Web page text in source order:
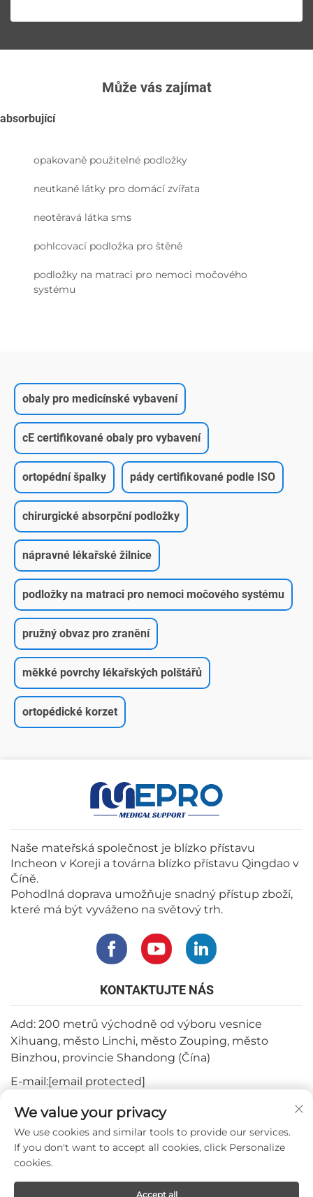
Může vás zajímat
absorbující
opakovaně použitelné podložky
neutkané látky pro domácí zvířata
neotěravá látka sms
pohlcovací podložka pro štěně
podložky na matraci pro nemoci močového
systému
obaly pro medicínské vybavení
cE certifikované obaly pro vybavení
ortopédní špalky pády certifikované podle ISO
chirurgické absorpční podložky
nápravné lékařské žilnice
podložky na matraci pro nemoci močového systému
pružný obvaz pro zranění
měkké povrchy lékařských polštářů
ortopédické korzet
Naše mateřská společnost je blízko přístavu
Incheon v Koreji a továrna blízko přístavu Qingdao v
Číně.
Pohodlná doprava umožňuje snadný přístup zboží,
které má být vyváženo na světový trh.
KONTAKTUJTE NÁS
Add: 200 metrů východně od výboru vesnice
Xihuang, město Linchi, město Zouping, město
Binzhou, provincie Shandong (Čína)
E-mail:[email protected]
Tel:+82-3180427370
Telefon: +86-15564344404
WhatsApp: +82-1022396668
We value your privacy
We use cookies and similar tools to provide our services.
If you don't want to accept all cookies, click Personalize
cookies.
Accept all